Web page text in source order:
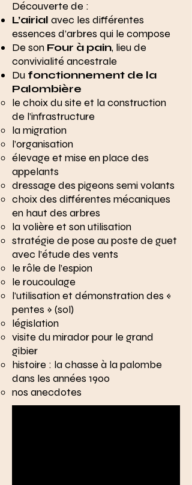
Découverte de :
L’airial avec les différentes
essences d’arbres qui le compose
De son Four à pain, lieu de
convivialité ancestrale
Du fonctionnement de la
Palombière
le choix du site et la construction
de l’infrastructure
la migration
l’organisation
élevage et mise en place des
appelants
dressage des pigeons semi volants
choix des différentes mécaniques
en haut des arbres
la volière et son utilisation
stratégie de pose au poste de guet
avec l’étude des vents
le rôle de l’espion
le roucoulage
l’utilisation et démonstration des «
pentes » (sol)
législation
visite du mirador pour le grand
gibier
histoire : la chasse à la palombe
dans les années 1900
nos anecdotes